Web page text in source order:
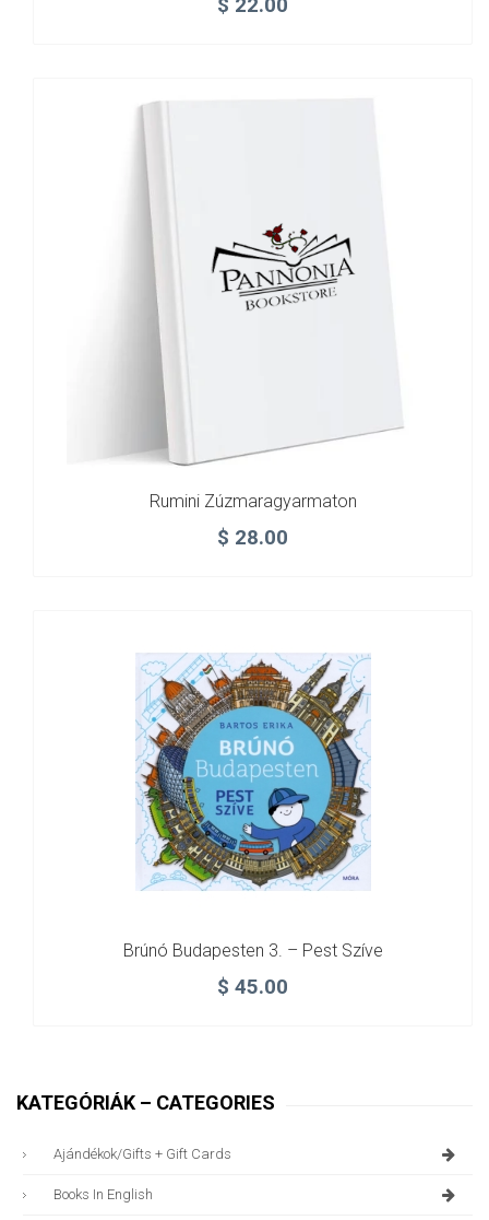
$ 22.00
Rumini Zúzmaragyarmaton
$ 28.00
Brúnó Budapesten 3. – Pest Szíve
$ 45.00
KATEGÓRIÁK – CATEGORIES
Ajándékok/gifts + Gift Cards
Books In English